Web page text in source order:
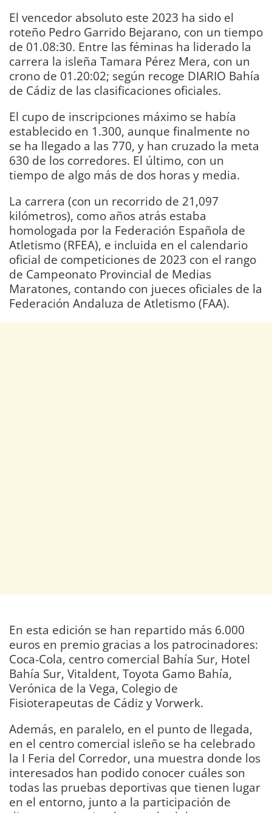
El vencedor absoluto este 2023 ha sido el
roteño Pedro Garrido Bejarano, con un tiempo
de 01.08:30. Entre las féminas ha liderado la
carrera la isleña Tamara Pérez Mera, con un
crono de 01.20:02; según recoge DIARIO Bahía
de Cádiz de las clasificaciones oficiales.
El cupo de inscripciones máximo se había
establecido en 1.300, aunque finalmente no
se ha llegado a las 770, y han cruzado la meta
630 de los corredores. El último, con un
tiempo de algo más de dos horas y media.
La carrera (con un recorrido de 21,097
kilómetros), como años atrás estaba
homologada por la Federación Española de
Atletismo (RFEA), e incluida en el calendario
oficial de competiciones de 2023 con el rango
de Campeonato Provincial de Medias
Maratones, contando con jueces oficiales de la
Federación Andaluza de Atletismo (FAA).
En esta edición se han repartido más 6.000
euros en premio gracias a los patrocinadores:
Coca-Cola, centro comercial Bahía Sur, Hotel
Bahía Sur, Vitaldent, Toyota Gamo Bahía,
Verónica de la Vega, Colegio de
Fisioterapeutas de Cádiz y Vorwerk.
Además, en paralelo, en el punto de llegada,
en el centro comercial isleño se ha celebrado
la I Feria del Corredor, una muestra donde los
interesados han podido conocer cuáles son
todas las pruebas deportivas que tienen lugar
en el entorno, junto a la participación de